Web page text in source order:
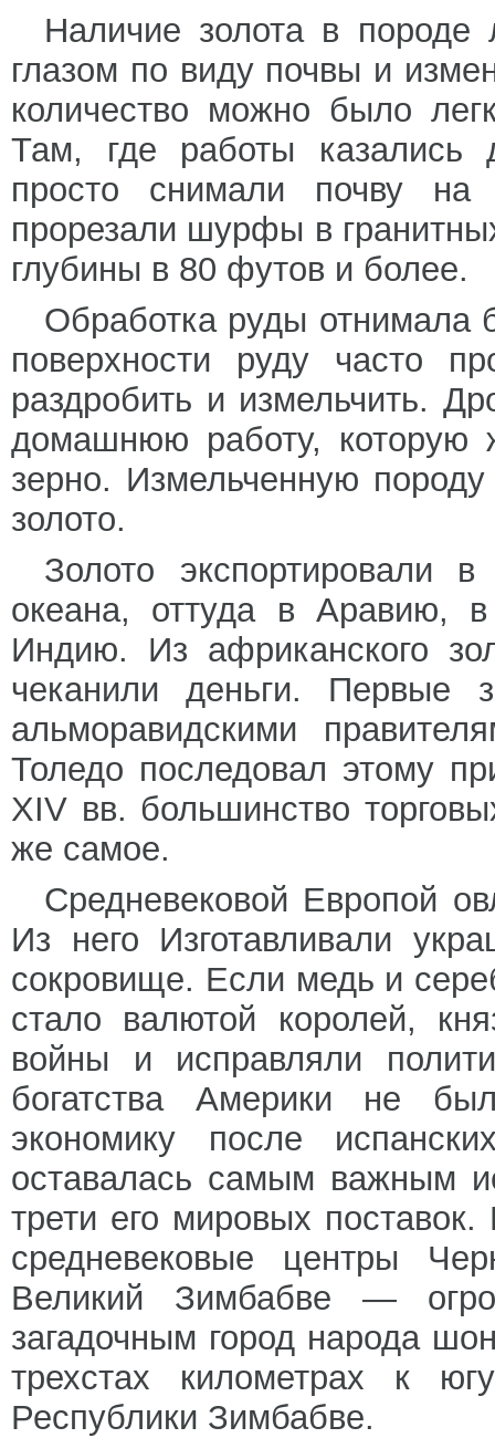
Наличие золота в породе
глазом по виду почвы и
количество можно было
Там, где работы казались
просто снимали почву на
прорезали шурфы в
глубины в 80 футов и более.
Обработка руды
поверхности руду часто
раздробить и измельчить.
домашнюю работу, которую
зерно. Измельченную
золото.
Золото экспортировали
океана, оттуда в Аравию,
Индию. Из африканского
чеканили деньги. Первые
альморавидскими
Толедо последовал этому
XIV вв. большинство
же самое.
Средневековой Европой
Из него Изготавливали
сокровище. Если медь и
стало валютой королей,
войны и исправляли
богатства Америки не
экономику после
оставалась самым важным
трети его мировых
средневековые центры
Великий Зимбабве —
загадочным город народа
трехстах километрах к
Республики Зимбабве.